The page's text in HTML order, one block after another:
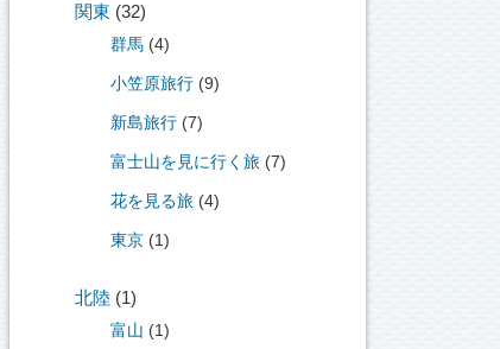
関東 (32)
群馬 (4)
小笠原旅行 (9)
新島旅行 (7)
富士山を見に行く旅 (7)
花を見る旅 (4)
東京 (1)
北陸 (1)
富山 (1)